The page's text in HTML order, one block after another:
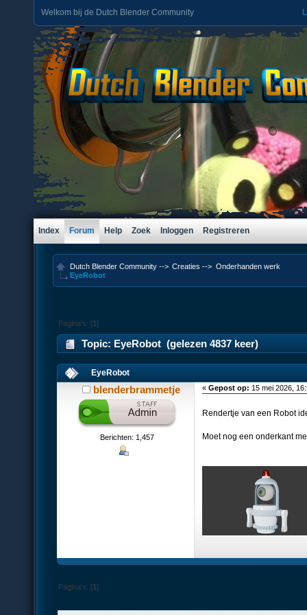
Welkom bij de Dutch Blender Community
Index Forum Help Zoek Inloggen Registreren
Dutch Blender Community --> Creaties --> Onderhanden werk
EyeRobot
Pagina's: [1]
Topic: EyeRobot (gelezen 4837 keer)
EyeRobot
blenderbrammetje
Berichten: 1,457
«Gepost op: 15 mei 2026,
Rendertje van een Robot
Moet nog een onderkant
Pagina's: [1]